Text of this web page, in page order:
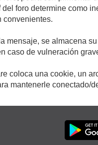
foro determine como
convenientes.
mensaje, se almacena
caso de vulneración
coloca una cookie, un
mantenerle